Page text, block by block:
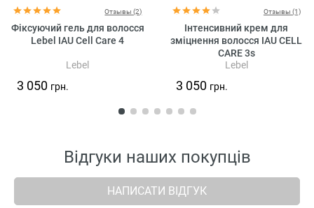
Отзывы (2)
Фіксуючий гель для волосся
Lebel IAU Cell Care 4
Lebel
3 050 грн.
Отзывы (1)
Інтенсивний крем для
зміцнення волосся IAU CELL
CARE 3s
Lebel
3 050 грн.
Відгуки наших покупців
НАПИСАТИ ВІДГУК